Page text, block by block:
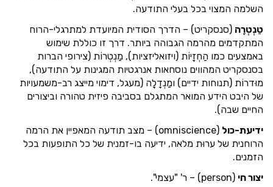
השלמה המצוי בכל בעלי התודעה.
טַנְטְרָה (סנסקריט) – הדרך הסודית המיועדת למתרגלי-הרוח
המתקדמים מהרמה הגבוהה ביותר. דרך זו כוללת שימוש
באמצעים כמו הַחְזָיוֹת (ויזואליזציות), מַנְטְרוֹת (צירופי הברות
בסנסקריט המהווים נוסחאות אנרגטיות המגינות על התודעה),
מוּדרוֹת (תנוחות ידיים) ומַנְדָלָה (מעגל, דימוי מייצג רב-משמעויות
של היבט הידע המואר המתגלם בסביבה פיזית טהורה וביצורים
החיים שבה).
ידיעת-כול
(omniscience) – מצב תודעה המאפיין את הרמה
הרוחנית של ערוּת מלאה, ידיעה בו-זמנית של כל התופעות בכל
הזמנים.
יצור חי (person) – ר' "עצמי".